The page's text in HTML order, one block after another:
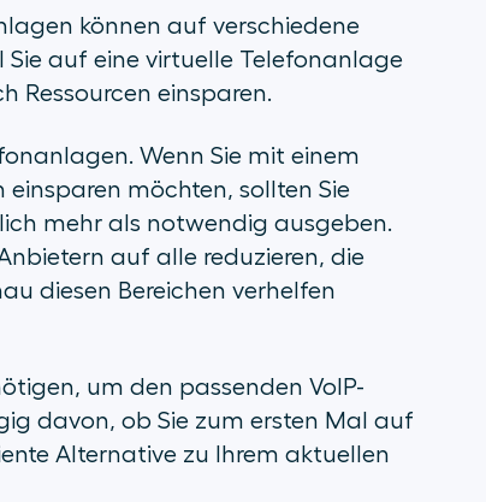
können auf verschiedene
Sie auf eine virtuelle Telefonanlage
Ressourcen einsparen.
Wenn Sie mit einem
möchten, sollten Sie
mehr als notwendig ausgeben.
auf alle reduzieren, die
diesen Bereichen verhelfen
um den passenden VoIP-
davon, ob Sie zum ersten Mal auf
Alternative zu Ihrem aktuellen